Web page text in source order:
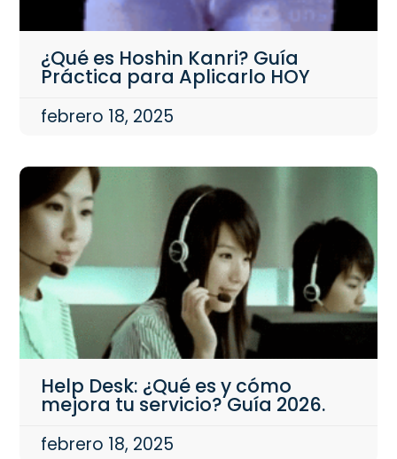
¿Qué es Hoshin Kanri? Guía
Práctica para Aplicarlo HOY
febrero 18, 2025
Help Desk: ¿Qué es y cómo
mejora tu servicio? Guía 2026.
febrero 18, 2025